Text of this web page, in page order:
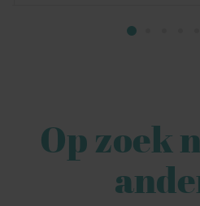
Op zoek